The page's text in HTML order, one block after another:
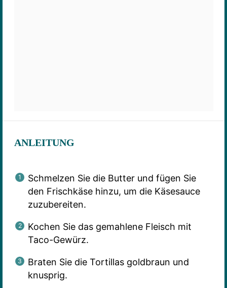
ANLEITUNG
Schmelzen Sie die Butter und fügen Sie
den Frischkäse hinzu, um die Käsesauce
zuzubereiten.
Kochen Sie das gemahlene Fleisch mit
Taco-Gewürz.
Braten Sie die Tortillas goldbraun und
knusprig.